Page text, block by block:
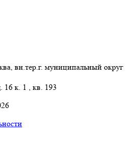
вн.тер.г. муниципальный округ
16 к. 1 , кв. 193